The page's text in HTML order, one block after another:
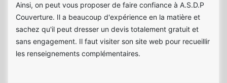
Ainsi, on peut vous proposer de faire confiance à A.S.D.P
Couverture. Il a beaucoup d'expérience en la matière et
sachez qu'il peut dresser un devis totalement gratuit et
sans engagement. Il faut visiter son site web pour recueillir
les renseignements complémentaires.